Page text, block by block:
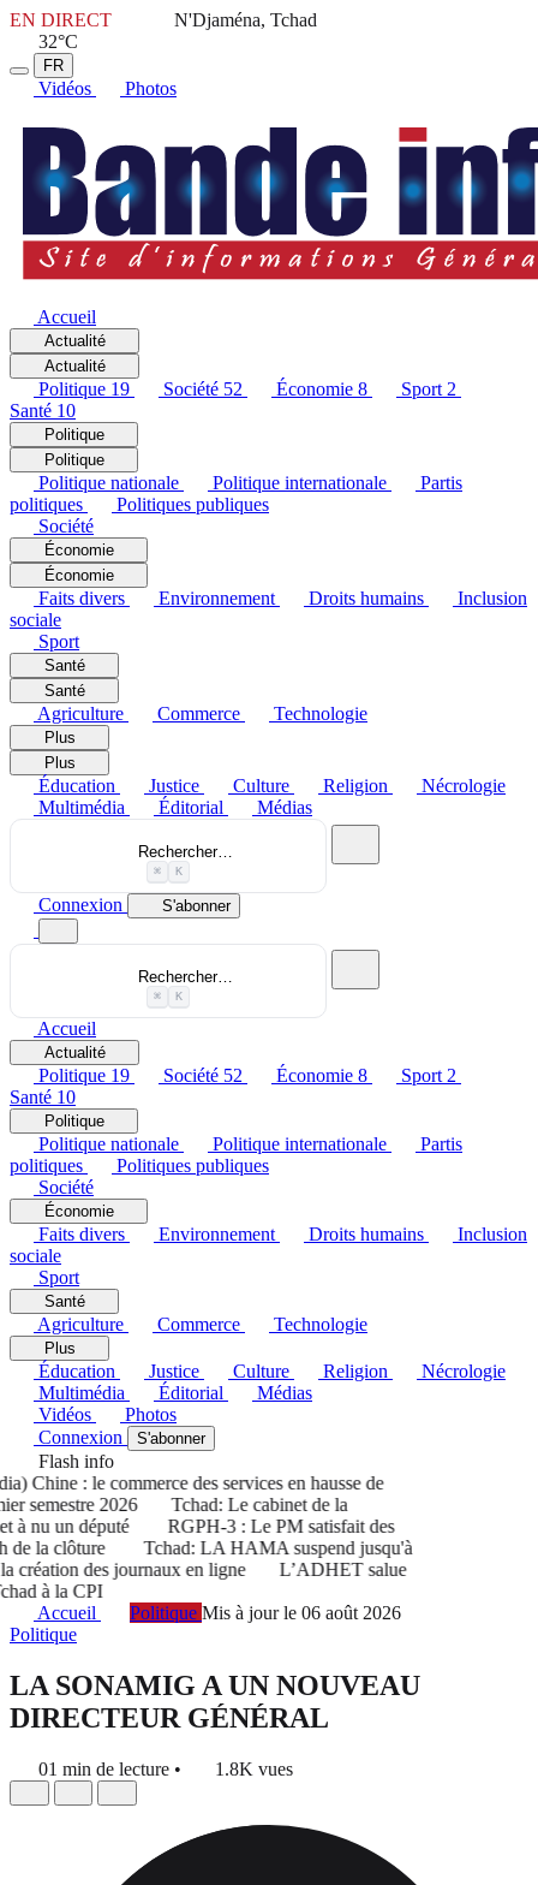
EN DIRECT
N'Djaména, Tchad
32°C
FR
Vidéos Photos
Accueil
Actualité
Actualité
Politique 19 Société 52 Économie 8 Sport 2
Santé 10
Politique
Politique
Politique nationale Politique internationale
Partis
politiques
Politiques publiques
Société
Économie
Économie
Faits divers Environnement Droits humains
Inclusion
sociale
Sport
Santé
Santé
Agriculture Commerce Technologie
Plus
Plus
Éducation Justice Culture Religion
Nécrologie
Multimédia
Éditorial Médias
Rechercher…
⌘ K
Connexion S'abonner
Rechercher…
⌘ K
Accueil
Actualité
Politique 19 Société 52 Économie 8 Sport 2
Santé 10
Politique
Politique nationale Politique internationale
Partis
politiques
Politiques publiques
Société
Économie
Faits divers Environnement Droits humains
Inclusion
sociale
Sport
Santé
Agriculture Commerce Technologie
Plus
Éducation Justice Culture Religion
Nécrologie
Multimédia
Éditorial
Médias
Vidéos
Photos
Connexion
S'abonner
Flash info
: le commerce des services en hausse de
semestre 2026
Tchad: Le cabinet de la
à nu un député
RGPH-3 : Le PM satisfait des
la clôture
Tchad: LA HAMA suspend jusqu'à
des journaux en ligne
L’ADHET salue
à la CPI
Accueil
Politique Mis à jour le 06 août 2026
Politique
LA SONAMIG A UN NOUVEAU
DIRECTEUR GÉNÉRAL
01 min de lecture • 1.8K vues